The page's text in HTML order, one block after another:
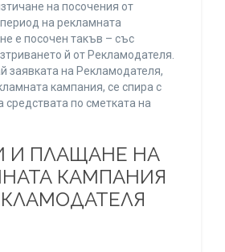
на посочения от
на рекламната
е посочен такъв – със
й от Рекламодателя.
заявката на Рекламодателя,
кампания, се спира с
средствата по сметката на
И ПЛАЩАНЕ НА
КАМПАНИЯ